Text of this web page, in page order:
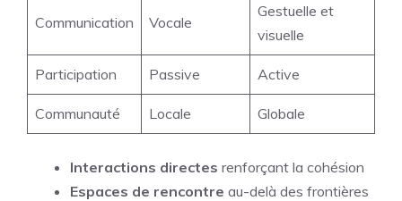
Communication Vocale
Gestuelle et
visuelle
Participation Passive Active
Communauté Locale Globale
Interactions directes renforçant la cohésion
Espaces de rencontre au-delà des frontières